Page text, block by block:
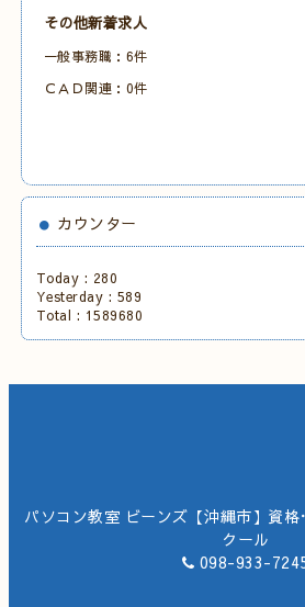
その他新着求人
一般事務職：6件
ＣＡＤ関連：0件
カウンター
Today : 280
Yesterday : 589
Total : 1589680
パソコン教室 ビーンズ【沖縄市】資
クール
098-933-